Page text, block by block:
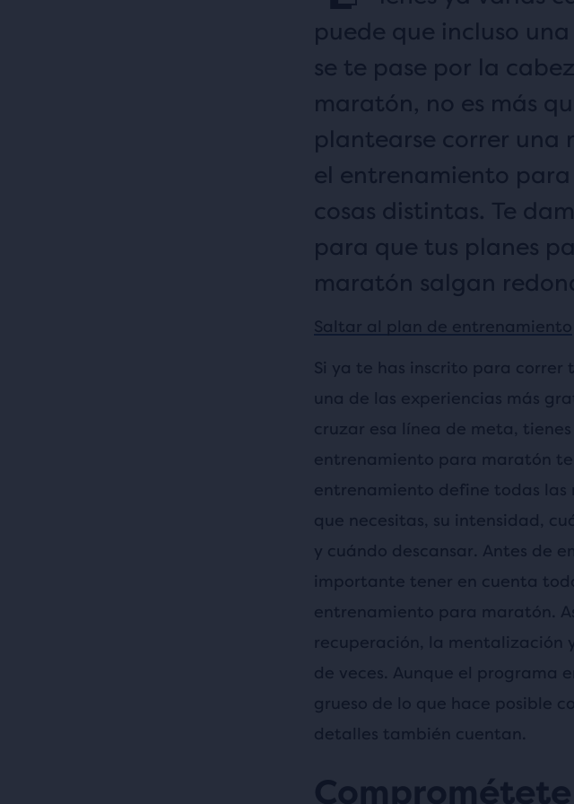
puede que incluso
se te pase por la
maratón, no es más
plantearse correr una
el entrenamiento
cosas distintas. Te
para que tus planes
maratón salgan
Saltar al plan de entrenamiento
Si ya te has inscrito para correr
una de las experiencias más
cruzar esa línea de meta,
entrenamiento para maratón
entrenamiento define todas las
que necesitas, su intensidad,
y cuándo descansar. Antes de
importante tener en cuenta
entrenamiento para maratón.
recuperación, la mentalización
de veces. Aunque el programa
grueso de lo que hace posible
detalles también cuentan.